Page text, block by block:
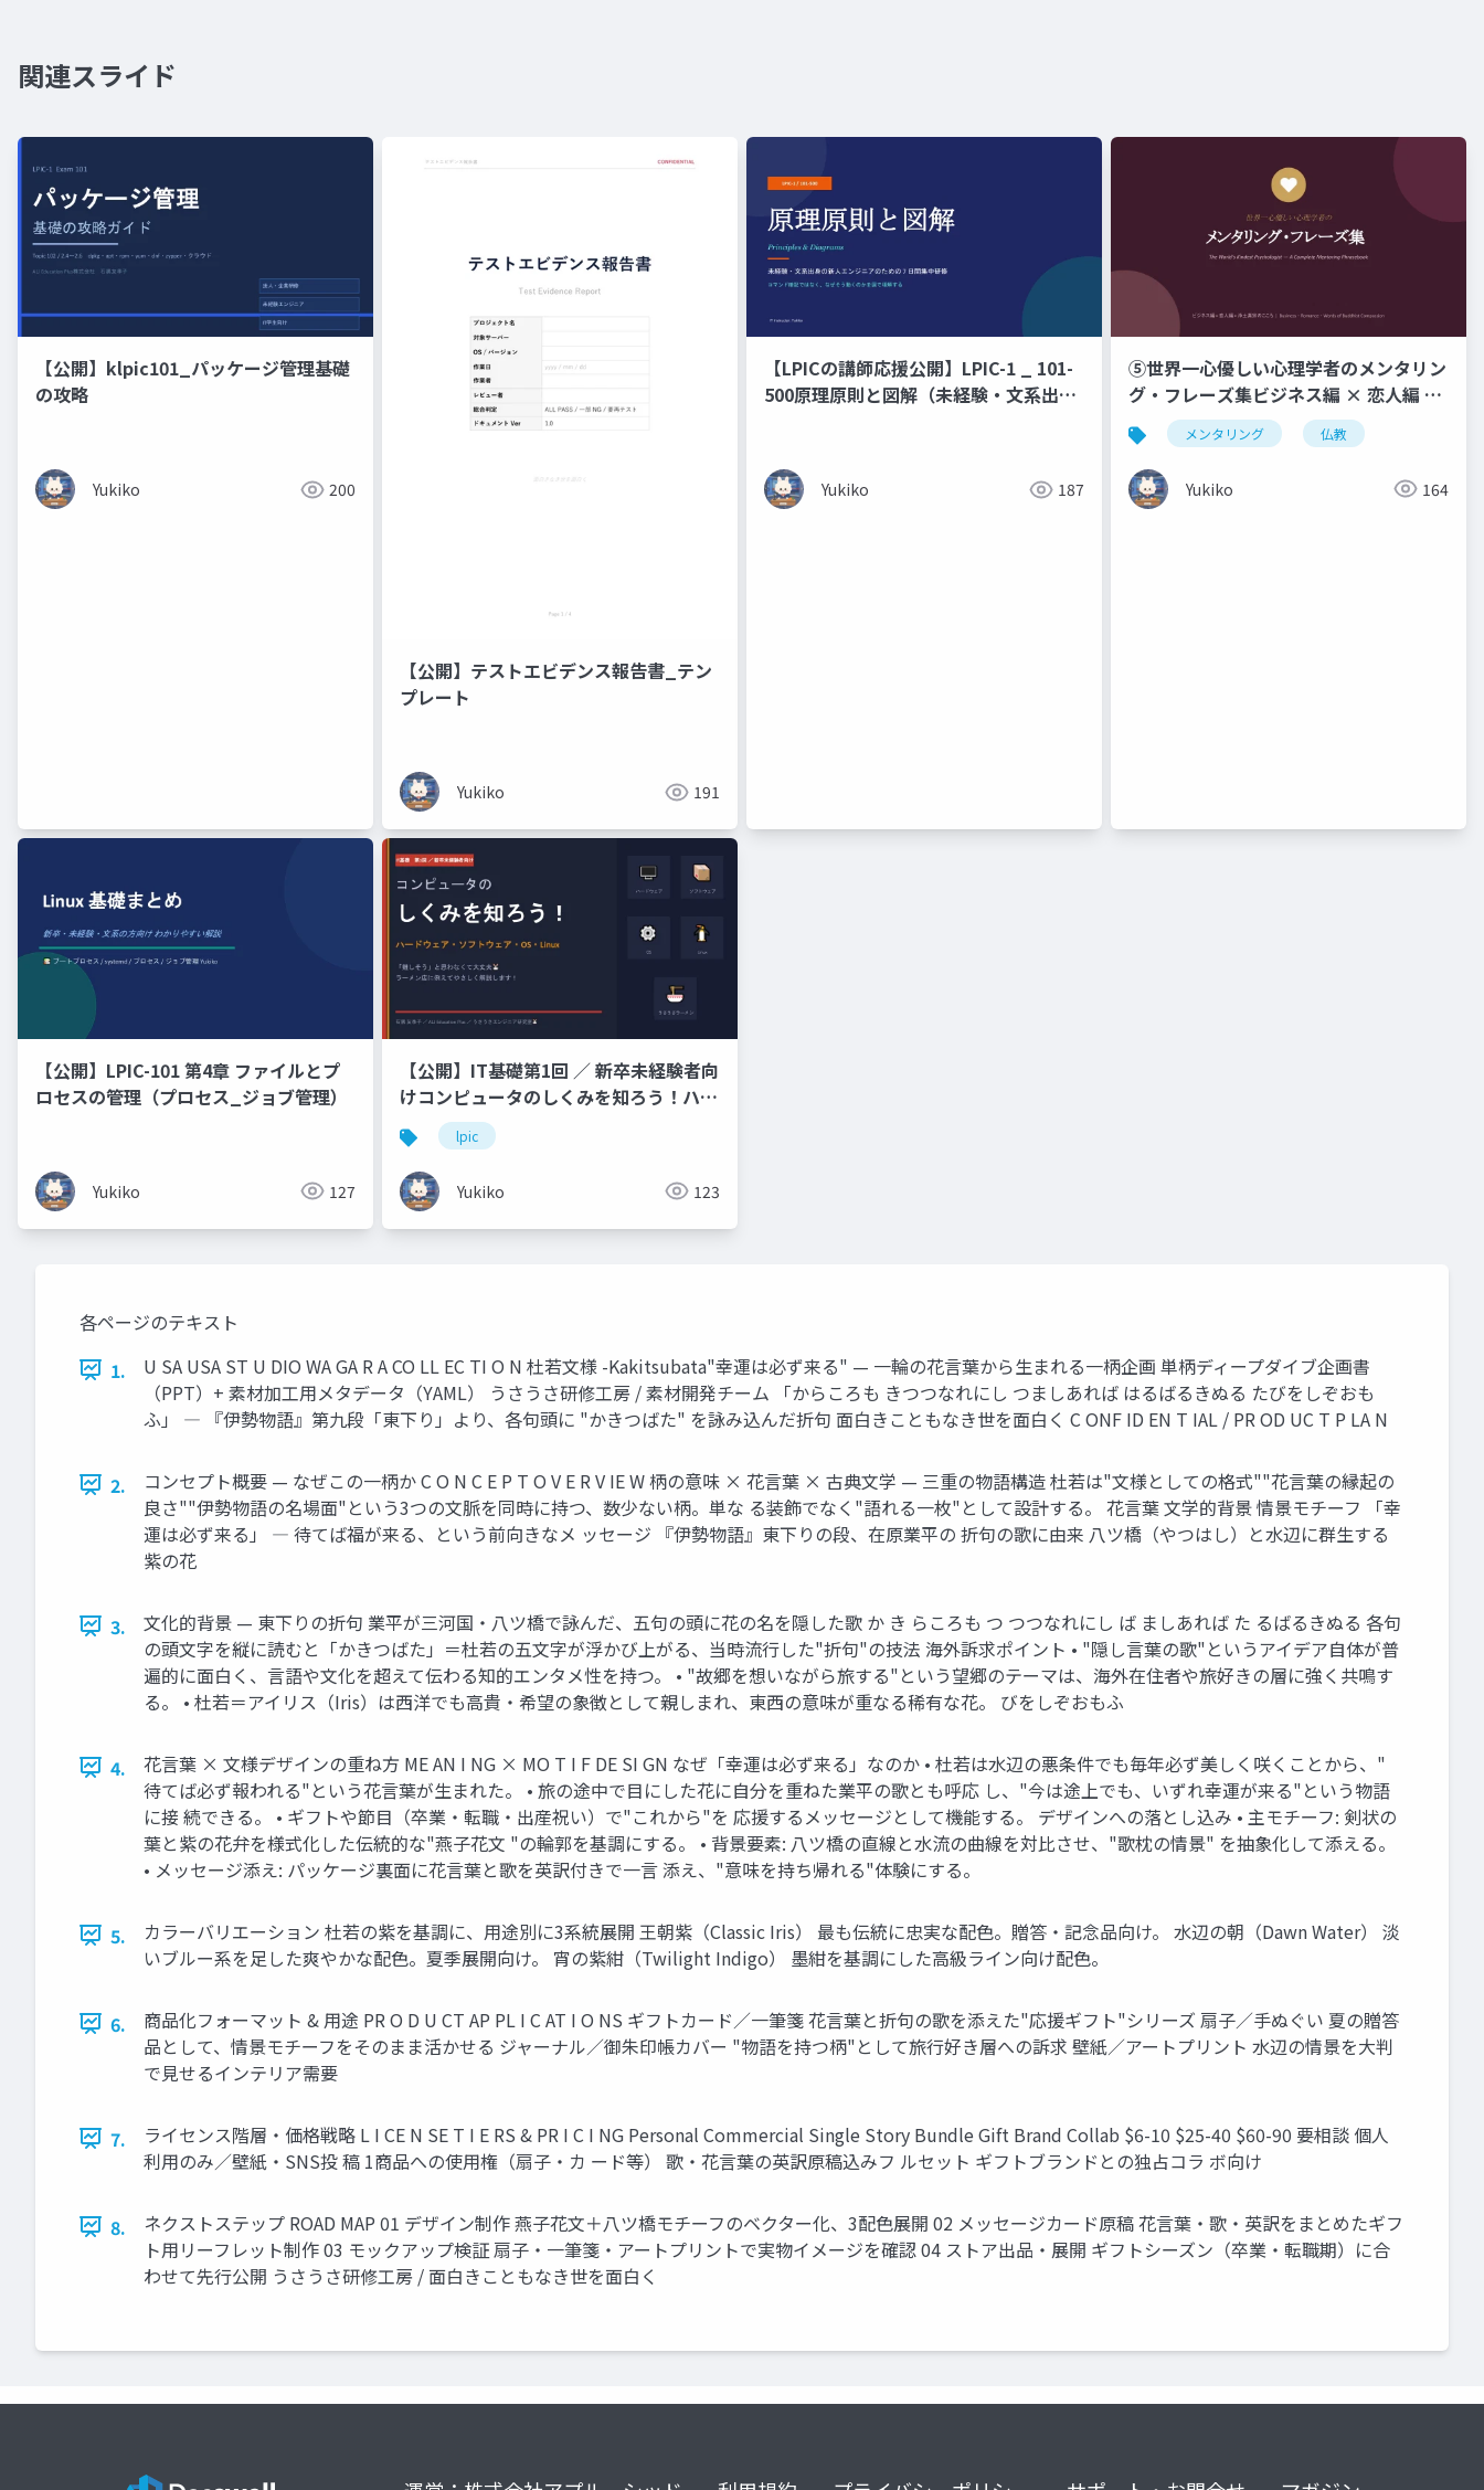
関連スライド
【公開】klpic101_パッケージ管理基礎
の攻略
Yukiko 200
【公開】テストエビデンス報告書_テン
プレート
Yukiko 191
【LPICの講師応援公開】LPIC-1 _ 101-
500原理原則と図解（未経験・文系出身
くのかを図で理解する編
Yukiko 187
⑤世界一心優しい心理学者のメンタリン
グ・フレーズ集ビジネス編 × 恋人編 ×
浄土真宗のこころ _ Business ・
Romance ・ Words of Buddhist
Compassion
メンタリング 仏教
Yukiko 164
【公開】LPIC-101 第4章 ファイルとプ
ロセスの管理（プロセス_ジョブ管理）
Yukiko 127
【公開】IT基礎第1回 ／ 新卒未経験者向
けコンピュータのしくみを知ろう！ハー
ドウェア・ソフトウェア・OS・
Linux「難しそう」と思わなくて大丈夫
🐰 ラーメン店に例えてやさしく解説し
ます！
lpic
Yukiko 123
各ページのテキスト
1.
U SA USA ST U DIO WA GA R A CO LL EC TI O N 杜若文様 -Kakitsubata"幸運は必ず来る" — 一輪の花言葉から生まれる一柄企画 単柄ディープダイブ企画書
（PPT）+ 素材加工用メタデータ（YAML） うさうさ研修工房 / 素材開発チーム 「からころも きつつなれにし つましあれば はるばるきぬる たびをしぞおも
ふ」 ― 『伊勢物語』第九段「東下り」より、各句頭に "かきつばた" を詠み込んだ折句 面白きこともなき世を面白く C ONF ID EN T IAL / PR OD UC T P LA N
2.
コンセプト概要 — なぜこの一柄か C O N C E P T O V E R V IE W 柄の意味 × 花言葉 × 古典文学 — 三重の物語構造 杜若は"文様としての格式""花言葉の縁起の
良さ""伊勢物語の名場面"という3つの文脈を同時に持つ、数少ない柄。単な る装飾でなく"語れる一枚"として設計する。 花言葉 文学的背景 情景モチーフ 「幸
運は必ず来る」 ― 待てば福が来る、という前向きなメ ッセージ 『伊勢物語』東下りの段、在原業平の 折句の歌に由来 八ツ橋（やつはし）と水辺に群生する
紫の花
3.
文化的背景 — 東下りの折句 業平が三河国・八ツ橋で詠んだ、五句の頭に花の名を隠した歌 か き らころも つ つつなれにし ば ましあれば た るばるきぬる 各句
の頭文字を縦に読むと「かきつばた」＝杜若の五文字が浮かび上がる、当時流行した"折句"の技法 海外訴求ポイント • "隠し言葉の歌"というアイデア自体が普
遍的に面白く、言語や文化を超えて伝わる知的エンタメ性を持つ。 • "故郷を想いながら旅する"という望郷のテーマは、海外在住者や旅好きの層に強く共鳴す
る。 • 杜若＝アイリス（Iris）は西洋でも高貴・希望の象徴として親しまれ、東西の意味が重なる稀有な花。 びをしぞおもふ
4.
花言葉 × 文様デザインの重ね方 ME AN I NG × MO T I F DE SI GN なぜ「幸運は必ず来る」なのか • 杜若は水辺の悪条件でも毎年必ず美しく咲くことから、"
待てば必ず報われる"という花言葉が生まれた。 • 旅の途中で目にした花に自分を重ねた業平の歌とも呼応 し、"今は途上でも、いずれ幸運が来る"という物語
に接 続できる。 • ギフトや節目（卒業・転職・出産祝い）で"これから"を 応援するメッセージとして機能する。 デザインへの落とし込み • 主モチーフ: 剣状の
葉と紫の花弁を様式化した伝統的な"燕子花文 "の輪郭を基調にする。 • 背景要素: 八ツ橋の直線と水流の曲線を対比させ、"歌枕の情景" を抽象化して添える。
• メッセージ添え: パッケージ裏面に花言葉と歌を英訳付きで一言 添え、"意味を持ち帰れる"体験にする。
5.
カラーバリエーション 杜若の紫を基調に、用途別に3系統展開 王朝紫（Classic Iris） 最も伝統に忠実な配色。贈答・記念品向け。 水辺の朝（Dawn Water） 淡
いブルー系を足した爽やかな配色。夏季展開向け。 宵の紫紺（Twilight Indigo） 墨紺を基調にした高級ライン向け配色。
6.
商品化フォーマット & 用途 PR O D U CT AP PL I C AT I O NS ギフトカード／一筆箋 花言葉と折句の歌を添えた"応援ギフト"シリーズ 扇子／手ぬぐい 夏の贈答
品として、情景モチーフをそのまま活かせる ジャーナル／御朱印帳カバー "物語を持つ柄"として旅行好き層への訴求 壁紙／アートプリント 水辺の情景を大判
で見せるインテリア需要
7.
ライセンス階層・価格戦略 L I CE N SE T I E RS & PR I C I NG Personal Commercial Single Story Bundle Gift Brand Collab $6-10 $25-40 $60-90 要相談 個人
利用のみ／壁紙・SNS投 稿 1商品への使用権（扇子・カ ード等） 歌・花言葉の英訳原稿込みフ ルセット ギフトブランドとの独占コラ ボ向け
8.
ネクストステップ ROAD MAP 01 デザイン制作 燕子花文＋八ツ橋モチーフのベクター化、3配色展開 02 メッセージカード原稿 花言葉・歌・英訳をまとめたギフ
ト用リーフレット制作 03 モックアップ検証 扇子・一筆箋・アートプリントで実物イメージを確認 04 ストア出品・展開 ギフトシーズン（卒業・転職期）に合
わせて先行公開 うさうさ研修工房 / 面白きこともなき世を面白く